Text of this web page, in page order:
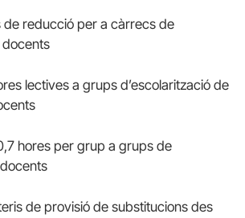
de reducció per a càrrecs de
lectives a grups d’escolarització de
hores per grup a grups de
de provisió de substitucions des